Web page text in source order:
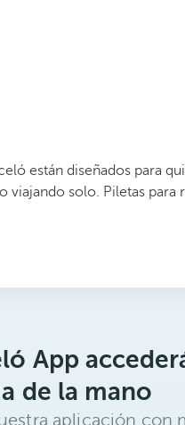
están diseñados para
viajando solo. Piletas
App
de la mano
aplicación con